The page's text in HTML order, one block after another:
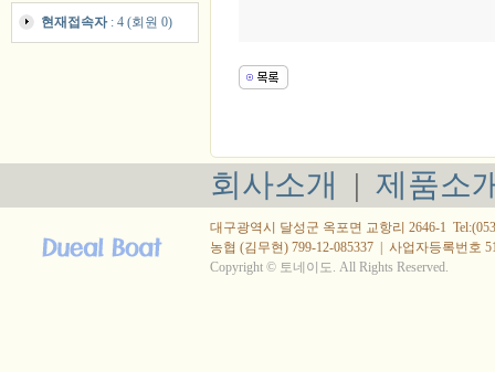
현재접속자: 4 (회원 0)
회사소개 | 제품소
대구광역시 달성군 옥포면 교항리 2646-1
농협 (김무현) 799-12-085337
사업자등록번호
Copyright © 토네이도. All Rights Reserved.